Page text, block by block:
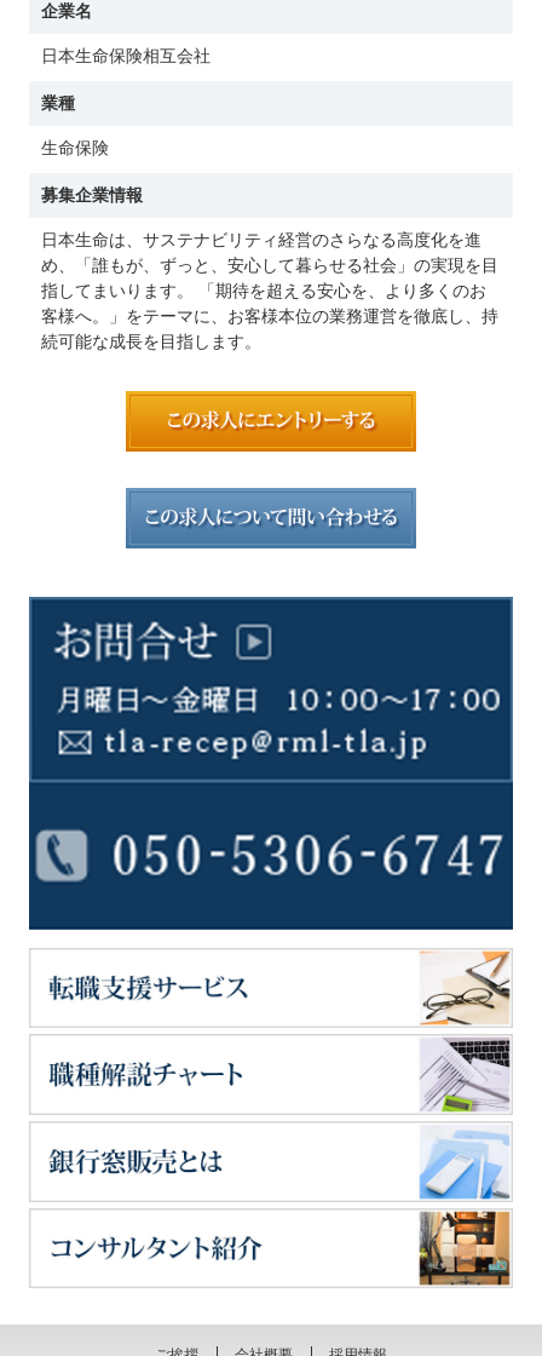
企業名
日本生命保険相互会社
業種
生命保険
募集企業情報
日本生命は、サステナビリティ経営のさらなる高度化を進
め、「誰もが、ずっと、安心して暮らせる社会」の実現を目
指してまいります。 「期待を超える安心を、より多くのお
客様へ。」をテーマに、お客様本位の業務運営を徹底し、持
続可能な成長を目指します。